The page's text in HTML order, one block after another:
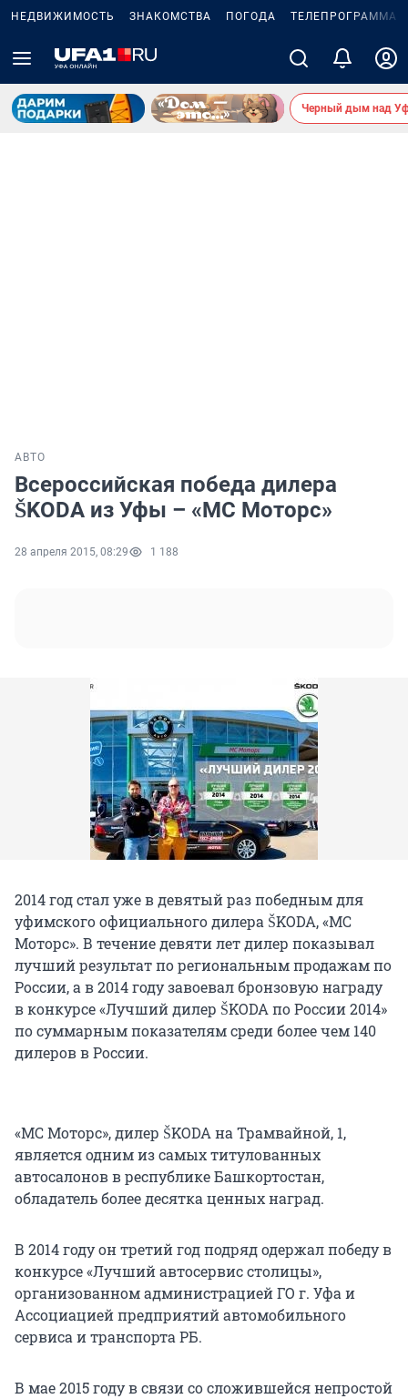
НЕДВИЖИМОСТЬ ЗНАКОМСТВА ПОГОДА ТЕЛЕПРОГРАММА
Черный дым над
АВТО
Всероссийская победа дилера
ŠKODA из Уфы – «МС Моторс»
28 апреля 2015, 08:29 1 188
2014 год стал уже в девятый раз победным для
уфимского официального дилера ŠKODA, «МС
Моторс». В течение девяти лет дилер показывал
лучший результат по региональным продажам по
России, а в 2014 году завоевал бронзовую награду
в конкурсе «Лучший дилер ŠKODA по России 2014»
по суммарным показателям среди более чем 140
дилеров в России.
«МС Моторс», дилер ŠKODA на Трамвайной, 1,
является одним из самых титулованных
автосалонов в республике Башкортостан,
обладатель более десятка ценных наград.
В 2014 году он третий год подряд одержал победу в
конкурсе «Лучший автосервис столицы»,
организованном администрацией ГО г. Уфа и
Ассоциацией предприятий автомобильного
сервиса и транспорта РБ.
В мае 2015 году в связи со сложившейся непростой